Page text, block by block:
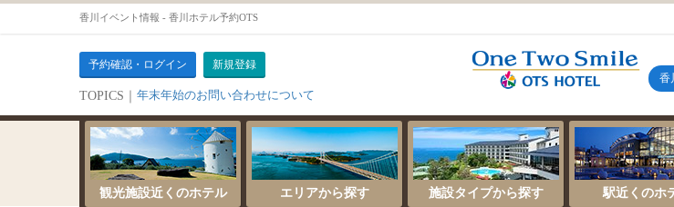
香川イベント情報 - 香川ホテル予約OTS
予約確認・ログイン 新規登録
TOPICS｜ 年末年始のお問い合わせについて
サーバーメンテナンスのお知らせ
香
観光施設近くのホテル エリアから探す 施設タイプから探す 駅近くのホ